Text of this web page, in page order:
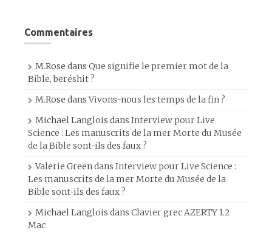
Commentaires
M.Rose dans Que signifie le premier mot de la
Bible, beréshit ?
M.Rose dansVivons-nous les temps de la fin ?
Michael Langlois dans Interview pour Live
Science : Les manuscrits de la mer Morte du Musée
de la Bible sont-ils des faux ?
Valerie Greendans Interview pour Live Science :
Les manuscrits de la mer Morte du Musée de la
Bible sont-ils des faux ?
Michael Langlois dans Clavier grec AZERTY 1.2
Mac